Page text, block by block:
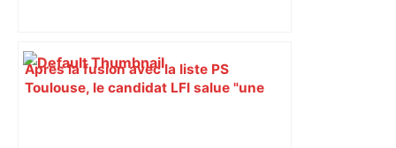
Après la fusion avec la liste PS
Toulouse, le candidat LFI salue "une